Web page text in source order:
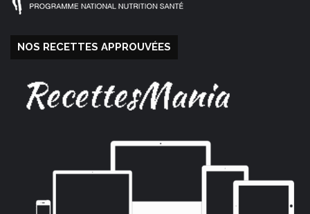
NOS RECETTES APPROUVÉES